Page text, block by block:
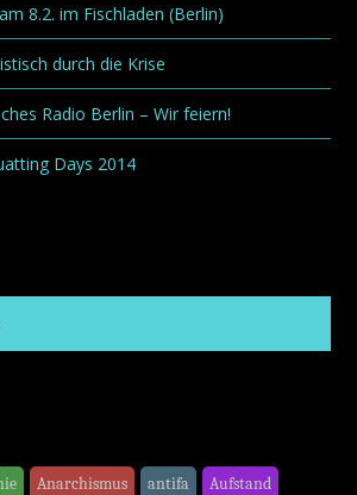
8.2. im Fischladen (Berlin)
durch die Krise
Radio Berlin – Wir feiern!
Days 2014
Anarchismus antifa Aufstand